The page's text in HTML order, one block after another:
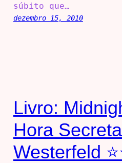
súbito que…
dezembro 15, 2010
Livro:
Hora
Westerfeld